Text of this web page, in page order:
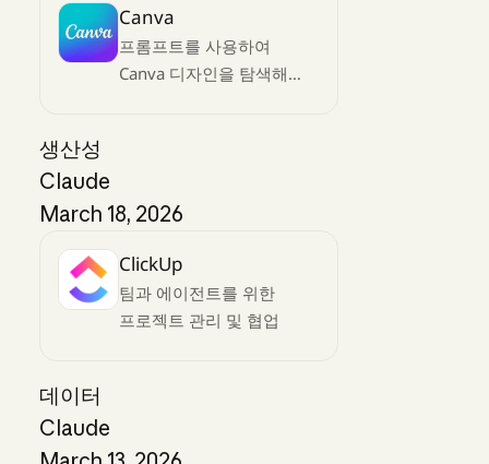
Canva
프롬프트를 사용하여
Canva 디자인을 탐색해
생산성
Claude
March 18, 2026
ClickUp
팀과 에이전트를 위한
프로젝트 관리 및 협업
데이터
Claude